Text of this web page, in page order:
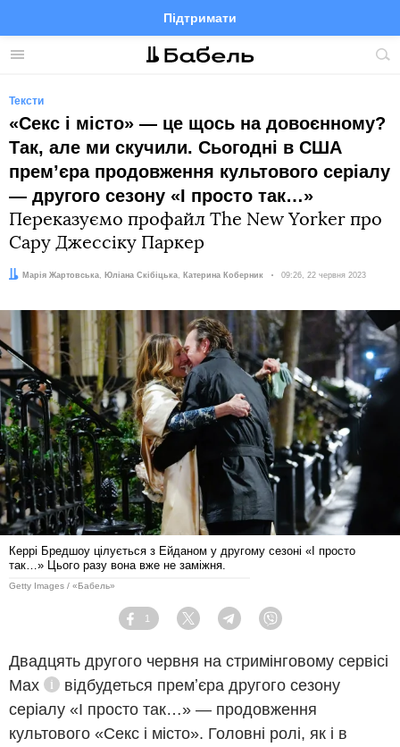
Меню
Підтримати
FacebookTelegramTwitter
Тексти
«Секс і місто» — це щось на довоєнному?
Так, але ми скучили. Сьогодні в США
премʼєра продовження культового серіалу
— другого сезону «І просто так…»
Переказуємо профайл The New Yorker про
Сару Джессіку Паркер
Автор:
Марія Жартовська
Редактори: Юліана Скібіцька, Катерина Коберник Дата:
09:26, 22 червня 2023
Керрі Бредшоу цілується з Ейданом у другому сезоні «І просто
так…» Цього разу вона вже не заміжня.
Getty Images / «Бабель»
Facebook
1
Twitter TelegramViber
Двадцять другого червня на стримінговому сервісі
Max
Довідка
відбудеться премʼєра другого сезону
серіалу «І просто так…» — продовження
культового «Секс і місто». Головні ролі, як і в